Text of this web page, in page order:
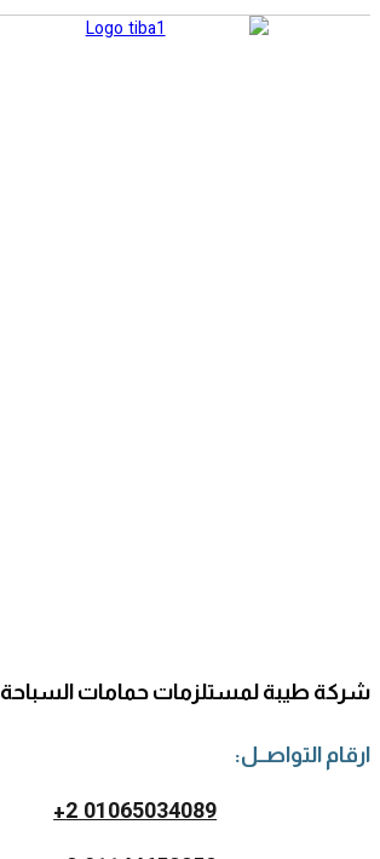
شركة طيبة لمستلزمات حمامات السباحة
ارقام التواصــل:
2 01065034089+